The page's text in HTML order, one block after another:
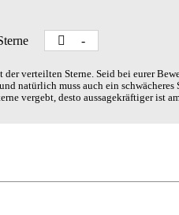
-
verteilten Sterne. Seid bei eurer
natürlich muss auch ein
vergebt, desto aussagekräftiger ist